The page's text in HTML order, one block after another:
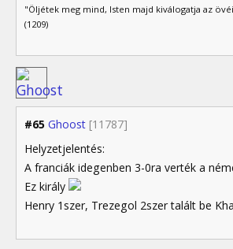
"Öljétek meg mind, Isten majd kiválogatja az
(1209)
#65 Ghoost [11787]
Helyzetjelentés:
A franciák idegenben 3-0ra verték a
Ez király
Henry 1szer, Trezegol 2szer talált be